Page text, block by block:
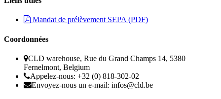
Mandat de prélèvement SEPA (PDF)
Coordonnées
CLD warehouse, Rue du Grand Champs 14, 5380
Fernelmont, Belgium
Appelez-nous: +32 (0) 818-302-02
Envoyez-nous un e-mail: infos@cld.be